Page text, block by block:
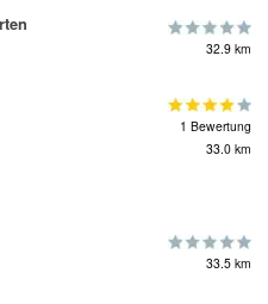
32.9 km
1 Bewertung
33.0 km
33.5 km